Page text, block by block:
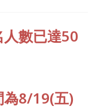
人數已達50
為8/19(五)